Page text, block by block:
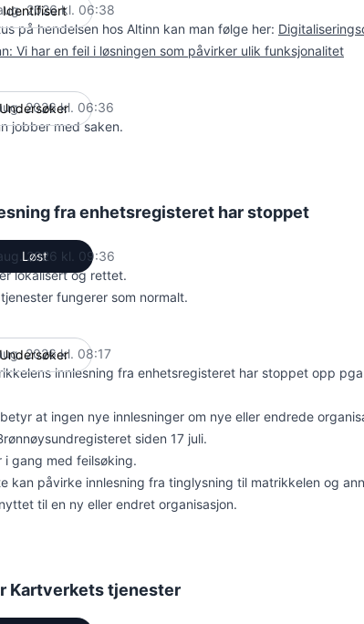
Identifisert
2026 kl. 06:38
på hendelsen hos Altinn kan man følge her:
Vi har en feil i løsningen som påvirker ulik funksjonalitet
Undersøker
2026 kl. 06:36
jobber med saken.
fra enhetsregisteret har stoppet
Løst
2026 kl. 09:36
lokalisert og rettet.
tjenester fungerer som normalt.
Undersøker
2026 kl. 08:17
innlesning fra enhetsregisteret har stoppet opp
at ingen nye innlesninger om nye eller endrede
siden 17 juli.
i gang med feilsøking.
kan påvirke innlesning fra tinglysning til matrikkelen og
til en ny eller endret organisasjon.
Kartverkets tjenester